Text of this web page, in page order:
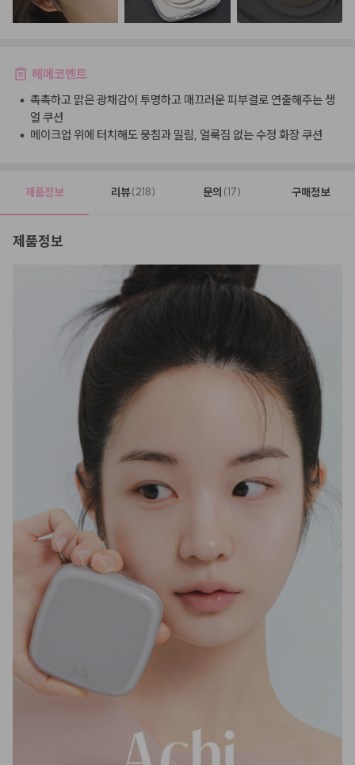
헤메코멘트
• 촉촉하고 맑은 광채감이 투명하고 매끄러운 피부결로 연출해주는 생
얼 쿠션
• 메이크업 위에 터치해도 뭉침과 밀림, 얼룩짐 없는 수정 화장 쿠션
제품정보 리뷰(218) 문의 (17) 구매정보
제품정보